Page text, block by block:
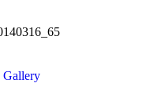
Gallery